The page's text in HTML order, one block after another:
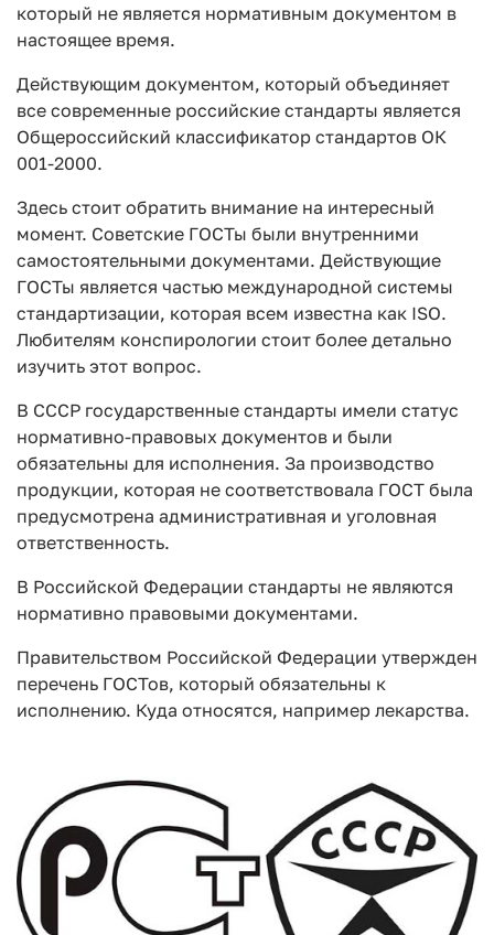
который не является нормативным документом в
настоящее время.
Действующим документом, который объединяет
все современные российские стандарты является
Общероссийский классификатор стандартов ОК
001-2000.
Здесь стоит обратить внимание на интересный
момент. Советские ГОСТы были внутренними
самостоятельными документами. Действующие
ГОСТы является частью международной системы
стандартизации, которая всем известна как ISO.
Любителям конспирологии стоит более детально
изучить этот вопрос.
В СССР государственные стандарты имели статус
нормативно-правовых документов и были
обязательны для исполнения. За производство
продукции, которая не соответствовала ГОСТ была
предусмотрена административная и уголовная
ответственность.
В Российской Федерации стандарты не являются
нормативно правовыми документами.
Правительством Российской Федерации утвержден
перечень ГОСТов, который обязательны к
исполнению. Куда относятся, например лекарства.